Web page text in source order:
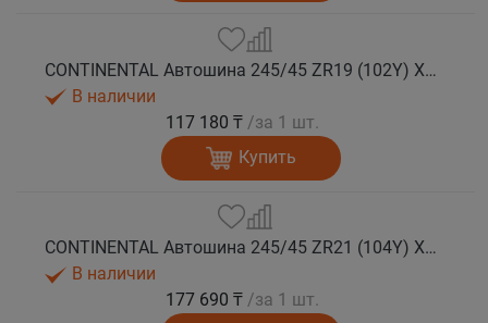
CONTINENTAL Автошина 245/45 ZR19 (102Y) XL FR SportContact 7 лето
В наличии
117 180 ₸ /за 1 шт.
Купить
CONTINENTAL Автошина 245/45 ZR21 (104Y) XL FR SportContact 7 лето
В наличии
177 690 ₸ /за 1 шт.